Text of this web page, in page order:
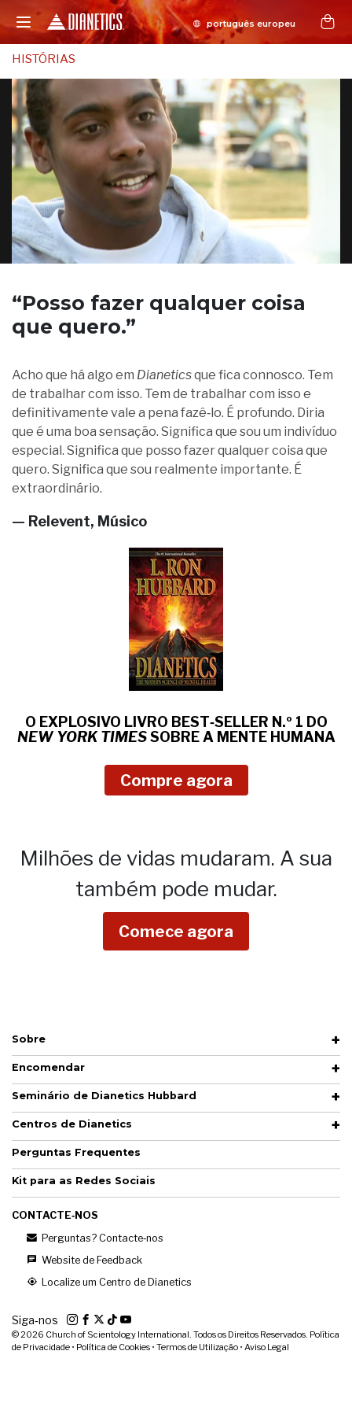
HISTÓRIAS
“Posso fazer qualquer coisa
que quero.”
Acho que há algo em Dianeticsque fica connosco. Tem
de trabalhar com isso. Tem de trabalhar com isso e
definitivamente vale a pena fazê‑lo. É profundo. Diria
que é uma boa sensação. Significa que sou um indivíduo
especial. Significa que posso fazer qualquer coisa que
quero. Significa que sou realmente importante. É
extraordinário.
— Relevent, Músico
O EXPLOSIVO LIVRO BEST‑SELLER N.º 1 DO
NEW YORK TIMESSOBRE A MENTE HUMANA
Compre agora
Milhões de vidas mudaram. A sua
também pode mudar.
Comece agora
Sobre
Encomendar
Seminário de Dianetics Hubbard
Centros de Dianetics
Perguntas Frequentes
Kit para as Redes Sociais
CONTACTE‑NOS
Perguntas? Contacte‑nos
Website de Feedback
Localize um Centro de Dianetics
Siga‑nos
© 2026 Church of Scientology International. Todos os Direitos Reservados. Política
de Privacidade • Política de Cookies • Termos de Utilização • Aviso Legal